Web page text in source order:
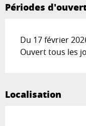
Périodes
Du 17 février
Ouvert tous les
Localisation